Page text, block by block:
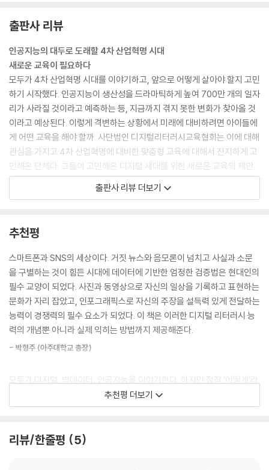
출판사 리뷰
인공지능의 대두로 도래할 4차 산업혁명 시대
새로운 교육이 필요하다
모두가 4차 산업혁명 시대를 이야기하고, 앞으로 어떻게 살아야 할지 고민
하기 시작했다. 인공지능이 생산성을 드라마틱하게 높여 700만 개의 일자
리가 사라질 것이라고 예측하는 등, 지금까지 겪지 못한 변화가 찾아올 것
이라고 예상된다. 이렇게 격변하는 상황에서 미래에 대비하려면 아이들에
게 어떤 교육을 해야 할까. 사단법인 디지털리터러시교육협회는 이에 대해
관심을 가지고 4차 산업혁명에 대비한 맞춤형 교육에 대해서 진지하게 고
민해온 단체다. 그들이 고민해온 디지털 세대를 위한 새로운 교육의 제안
서 『디지털 리터러시 교실』이 북스토리에서 출간되었다.
디지털리터러시교육협회는 사람들이 사라지는 700만 개의 일자리에 충
다. 지금까지는 문제에 대한 ‘답’을 내는 인재를 최고로 쳤지만, 인공지능이
질문에 대한 답을 내어줄 미래에는 다르다. 저자들은 이제 주어진 질문에
답을 하는 인재가 아닌, 새로운 ‘질문’을 던질 수 있는 인재가 필요하다고
역설한다. 그리고 디지털 세대에 맞는 창의적인 교육만이 이러한 인재를
만들어낼 수 있다.
교육을 바꾸려면 도구부터 바꿔라!
『디지털 리터러시 교실』은 창의적인 디지털 교육을 바로 지금 시작하기 위
터 디지털 세계에 익숙한 디지털 원주민들이다. 하지만 여전히 교육 현장
에선 아날로그적인 교육이 이루어지고 있다. 정적으로 행해지는 강의 의주
털 도구의 활용법과 자연히 토의와 토론, 그리고 협업과 프레젠테이션에
출판사 리뷰 더보기
추천평
스마트폰과 SNS의 세상이다. 거짓 뉴스와 음모론이 넘치고 사실과 소문
을 구별하는 것이 힘든 시대에 데이터에 기반한 엄정한 검증법은 현대인의
필수 교양이 되었다. 사진과 동영상으로 자신의 일상을 기록하고 표현하는
문화가 자리 잡았고, 인포그래픽스로 자신의 주장을 설득력 있게 전달하는
능력이 경쟁력의 필수 요소가 되었다. 이 책은 이러한 디지털 리터러시 능
력의 개념뿐 아니라 실제 익히는 방법까지 제공해준다.
- 박형주 (아주대학교 총장)
모두가 디지털, 빅데이터, 인공지능을 이야기한다. 하지만 정작 ‘어떻게’라
는 부분을 차근차근 이해시키고 정리해주는 책은 많지 않다. 이 책은 그런
가려운 부분을 긁어준다. 한 걸음 더 나아가, 사람을 배려하고 사회를 생각
한다.
추천평 더보기
리뷰/한줄평 5